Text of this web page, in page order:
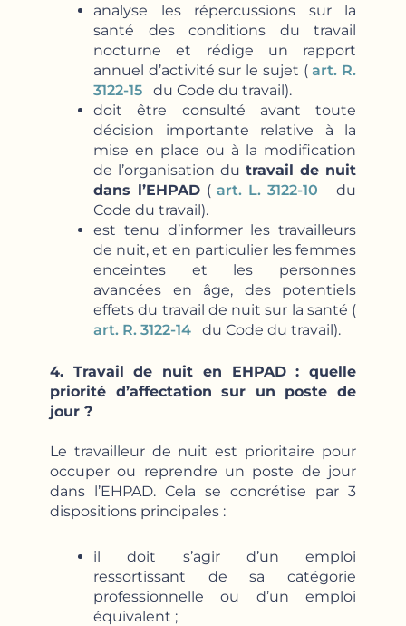
analyse les répercussions sur la
santé des conditions du travail
nocturne et rédige un rapport
annuel d’activité sur le sujet (art. R.
3122-15
du Code du travail).
doit être consulté avant toute
décision importante relative à la
mise en place ou à la modification
de l’organisation du travail de nuit
dans l’EHPAD(art. L. 3122-10
du
Code du travail).
est tenu d’informer les travailleurs
de nuit, et en particulier les femmes
enceintes et les personnes
avancées en âge, des potentiels
effets du travail de nuit sur la santé (
art. R. 3122-14
du Code du travail).
4. Travail de nuit en EHPAD : quelle
priorité d’affectation sur un poste de
jour ?
Le travailleur de nuit est prioritaire pour
occuper ou reprendre un poste de jour
dans l’EHPAD. Cela se concrétise par 3
dispositions principales :
il doit s’agir d’un emploi
ressortissant de sa catégorie
professionnelle ou d’un emploi
équivalent ;